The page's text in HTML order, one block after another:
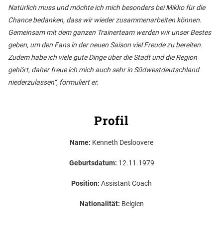
Natürlich muss und möchte ich mich besonders bei Mikko für die
Chance bedanken, dass wir wieder zusammenarbeiten können.
Gemeinsam mit dem ganzen Trainerteam werden wir unser Bestes
geben, um den Fans in der neuen Saison viel Freude zu bereiten.
Zudem habe ich viele gute Dinge über die Stadt und die Region
gehört, daher freue ich mich auch sehr in Südwestdeutschland
niederzulassen“, formuliert er.
Profil
Name: Kenneth Desloovere
Geburtsdatum: 12.11.1979
Position: Assistant Coach
Nationalität: Belgien